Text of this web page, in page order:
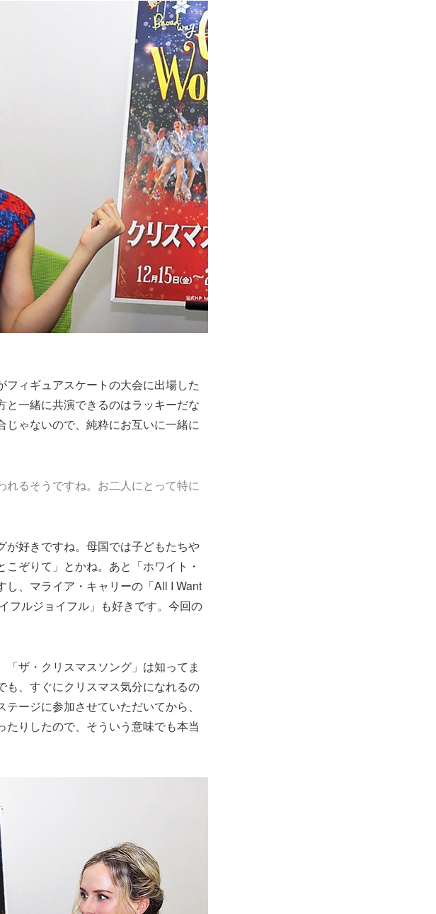
ィギュアスケートの大会に出場した
と一緒に共演できるのはラッキーだな
ゃないので、純粋にお互いに一緒に
るそうですね。お二人にとって特に
好きですね。母国では子どもたちや
ぞりて」とかね。あと「ホワイト・
、マライア・キャリーの「All I Want
フルジョイフル」も好きです。今回の
ザ・クリスマスソング」は知ってま
、すぐにクリスマス気分になれるの
ージに参加させていただいてから、
りしたので、そういう意味でも本当